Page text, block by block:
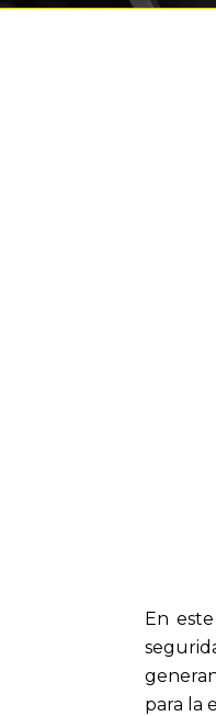
En
para la